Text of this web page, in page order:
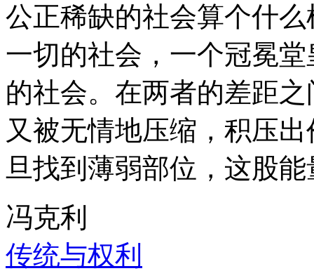
公正稀缺的社会算个什
一切的社会，一个冠冕
的社会。在两者的差距
又被无情地压缩，积压
旦找到薄弱部位，这股
冯克利
传统与权利